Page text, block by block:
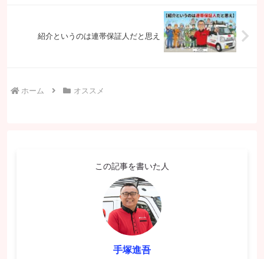
紹介というのは連帯保証人だと思え
ホーム オススメ
この記事を書いた人
手塚進吾